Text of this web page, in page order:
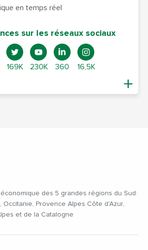
en temps réel
sur les réseaux sociaux
169K 230K 360 16,5K
des 5 grandes régions du Sud:
Occitanie, Provence Alpes Côte d'Azur,
et de la Catalogne